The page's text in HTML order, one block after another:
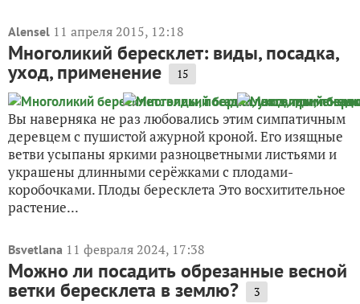
Alensel 11 апреля 2015, 12:18
Многоликий бересклет: виды, посадка,
уход, применение 15
Вы наверняка не раз любовались этим симпатичным
деревцем с пушистой ажурной кроной. Его изящные
ветви усыпаны яркими разноцветными листьями и
украшены длинными серёжками с плодами-
коробочками. Плоды бересклета Это восхитительное
растение...
Bsvetlana 11 февраля 2024, 17:38
Можно ли посадить обрезанные весной
ветки бересклета в землю? 3